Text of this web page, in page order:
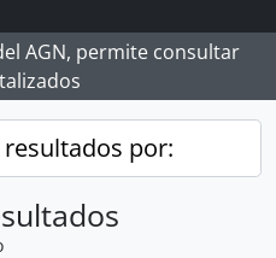
AGN, permite consultar
por: